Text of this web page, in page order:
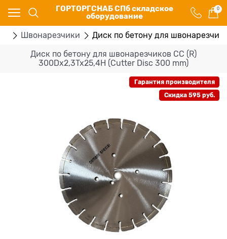
ГОРТОРГСНАБ СПб складское
оборудование
0
Швонарезчики Диск по бетону для
Диск по бетону для швонарезчиков СС (R)
300Dx2,3Tx25,4H (Cutter Disc 300 mm)
Гарантия производителя
Скидка 595 руб.